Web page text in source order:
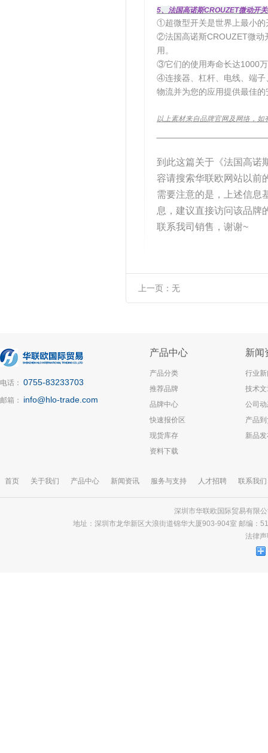
5、法国高诺斯CROUZET微动开
①超微型开关是世界上最小的
②法国高诺斯CROUZET微动
用。
③它们的使用寿命长达1000
④连接器、杠杆、电线、端子
物流并为您的应用提供最佳
以上素材来自品牌官网及网络，
到此这篇关于《法国高诺
容请搜索华联欧网站以前
需要注意的是，上述信息
息，建议直接访问该品牌
联系我司销售，谢谢~
上一页： 无
电话： 0755-83233703
邮箱： info@hlo-trade.com
产品中心
产品分类
推荐品牌
品牌中心
快速报价区
现货库存
资料下载
新闻
行业
技术
公司
产品
新品
首页 关于我们 产品中心 新闻资讯 服务与支持 人才招聘 联系我们
深圳市华联欧国际贸易有限
地址：深圳市龙华新区大浪街道锦华大厦903-904室 邮编
法律